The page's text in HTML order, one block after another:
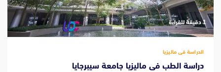
‫1 دقيقة للقراءة
الدراسة فى ماليزيا
دراسة الطب فى ماليزيا جامعة سيبرجايا